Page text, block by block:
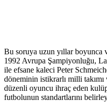
Bu soruya uzun yıllar
1992 Avrupa Şampiyonluğu,
ile efsane kaleci Peter
döneminin istikrarlı milli
düzenli oyuncu ihraç eden
futbolunun standartlarını